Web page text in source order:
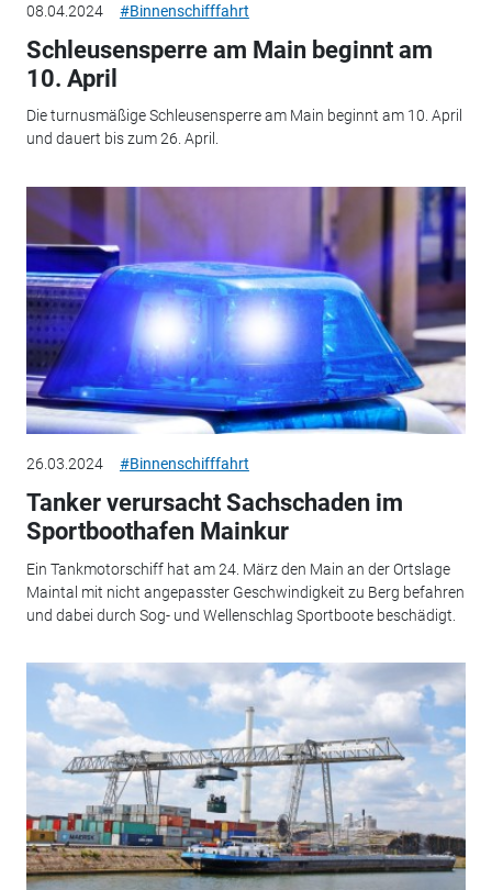
08.04.2024 #Binnenschifffahrt
Schleusensperre am Main beginnt am
10. April
Die turnusmäßige Schleusensperre am Main beginnt am 10. April
und dauert bis zum 26. April.
26.03.2024 #Binnenschifffahrt
Tanker verursacht Sachschaden im
Sportboothafen Mainkur
Ein Tankmotorschiff hat am 24. März den Main an der Ortslage
Maintal mit nicht angepasster Geschwindigkeit zu Berg befahren
und dabei durch Sog- und Wellenschlag Sportboote beschädigt.